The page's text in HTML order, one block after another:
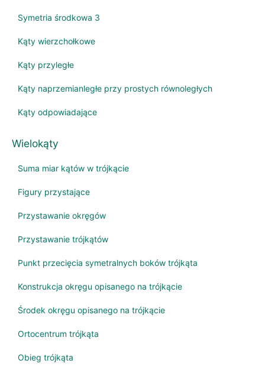
Symetria środkowa 3
Kąty wierzchołkowe
Kąty przyległe
Kąty naprzemianległe przy prostych równoległych
Kąty odpowiadające
Wielokąty
Suma miar kątów w trójkącie
Figury przystające
Przystawanie okręgów
Przystawanie trójkątów
Punkt przecięcia symetralnych boków trójkąta
Konstrukcja okręgu opisanego na trójkącie
Środek okręgu opisanego na trójkącie
Ortocentrum trójkąta
Obieg trójkąta